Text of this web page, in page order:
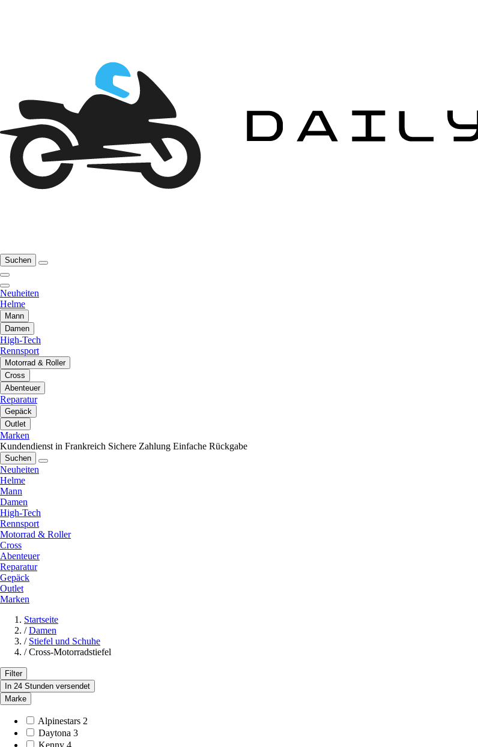
Suchen
Neuheiten
Helme
Mann
Damen
High-Tech
Rennsport
Motorrad & Roller
Cross
Abenteuer
Reparatur
Gepäck
Outlet
Marken
Kundendienst in Frankreich Sichere Zahlung Einfache Rückgabe
Suchen
Neuheiten
Helme
Mann
Damen
High-Tech
Rennsport
Motorrad & Roller
Cross
Abenteuer
Reparatur
Gepäck
Outlet
Marken
Startseite
/ Damen
/ Stiefel und Schuhe
/ Cross-Motorradstiefel
Filter
In 24 Stunden versendet
Marke
Alpinestars 2
Daytona 3